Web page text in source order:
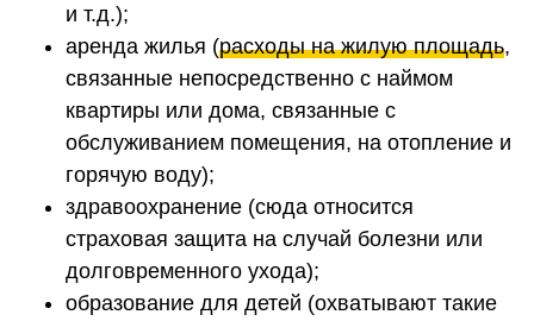
и т.д.);
аренда жилья (расходы на жилую площадь,
связанные непосредственно с наймом
квартиры или дома, связанные с
обслуживанием помещения, на отопление и
горячую воду);
здравоохранение (сюда относится
страховая защита на случай болезни или
долговременного ухода);
образование для детей (охватывают такие